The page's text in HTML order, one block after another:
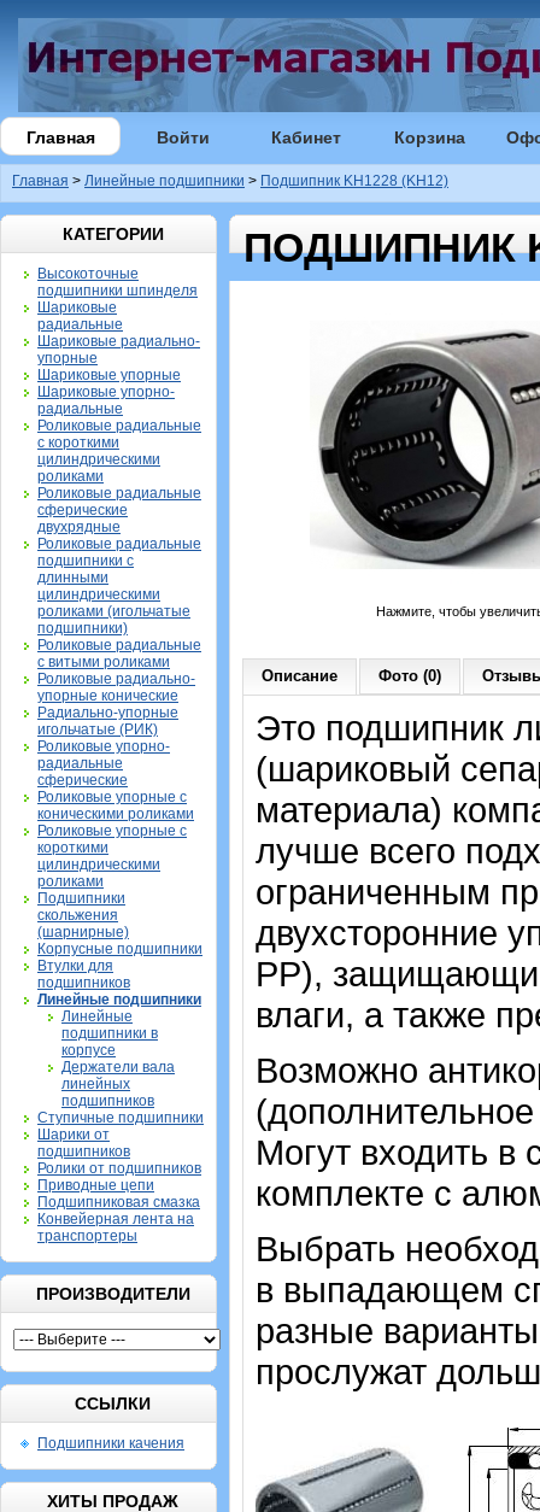
Главная Войти Кабинет Корзина
Главная > Линейные подшипники > Подшипник KH1228 (KH12)
КАТЕГОРИИ
Высокоточные
подшипники шпинделя
Шариковые
радиальные
Шариковые радиально-
упорные
Шариковые упорные
Шариковые упорно-
радиальные
Роликовые радиальные
с короткими
цилиндрическими
роликами
Роликовые радиальные
сферические
двухрядные
Роликовые радиальные
подшипники с
длинными
цилиндрическими
роликами (игольчатые
подшипники)
Роликовые радиальные
с витыми роликами
Роликовые радиально-
упорные конические
Радиально-упорные
игольчатые (РИК)
Роликовые упорно-
радиальные
сферические
Роликовые упорные с
коническими роликами
Роликовые упорные с
короткими
цилиндрическими
роликами
Подшипники
скольжения
(шарнирные)
Корпусные подшипники
Втулки для
подшипников
Линейные подшипники
Линейные
подшипники в
корпусе
Держатели вала
линейных
подшипников
Ступичные подшипники
Шарики от
подшипников
Ролики от подшипников
Приводные цепи
Подшипниковая смазка
Конвейерная лента на
транспортеры
ПРОИЗВОДИТЕЛИ
ССЫЛКИ
Подшипники качения
ХИТЫ ПРОДАЖ
ПОДШИПНИК
Нажмите, чтобы
Описание Фото (0)
Это подшипник
(шариковый
материала)
лучше всего
ограниченным
двухсторонние
PP),
влаги, а также
Возможно
Могут входить в
комплекте с
Выбрать
в выпадающем
разные
прослужат